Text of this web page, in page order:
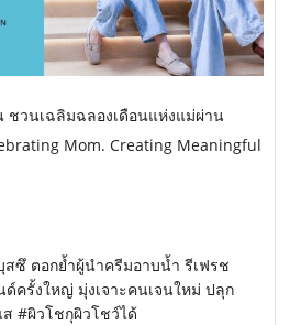
ชวนเฉลิมฉลองเดือนแห่งแม่ผ่าน
Mom. Creating Meaningful
สซึ ตอกย้ำผู้นำครีมอาบน้ำ รีเฟรช
ด์ครั้งใหญ่ มุ่งเจาะคนเจนใหม่ ปลุก
ส #ผิวโชกุผิวโชว์ได้